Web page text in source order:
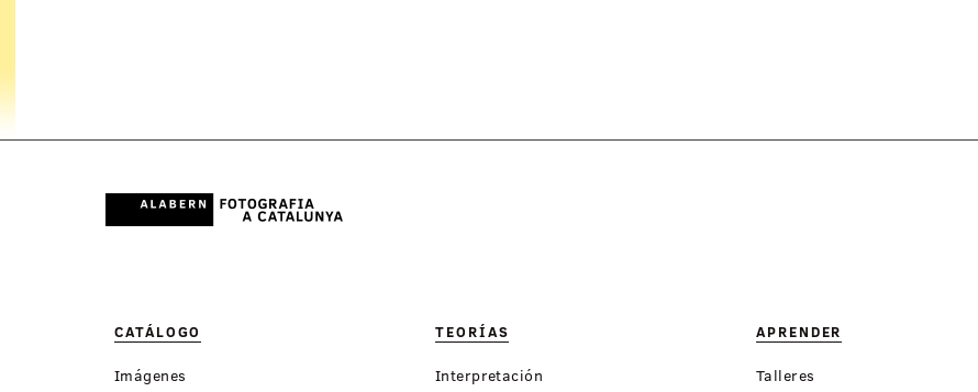
CATÁLOGO
Imágenes
TEORÍAS
Interpretación
APRENDER
Talleres